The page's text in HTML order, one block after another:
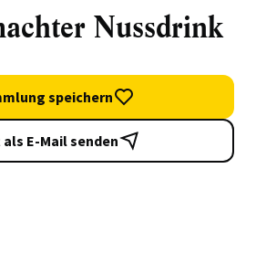
Nussdrink
speichern
E-Mail senden